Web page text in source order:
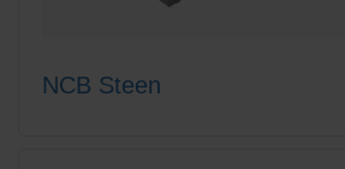
NCB Steen